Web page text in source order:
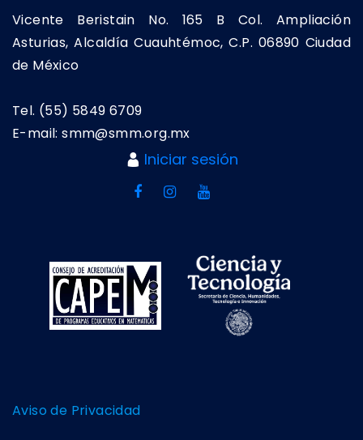
Vicente Beristain No. 165 B Col. Ampliación
Asturias, Alcaldía Cuauhtémoc, C.P. 06890 Ciudad
de México
Tel. (55) 5849 6709
E-mail: smm@smm.org.mx
Iniciar sesión
Aviso de Privacidad